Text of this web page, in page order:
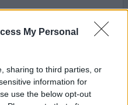
My Personal
sharing to third parties, or
information for
use the below opt-out
0 réactions